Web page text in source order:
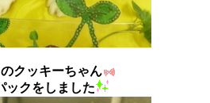
クッキーちゃん
ックをしました